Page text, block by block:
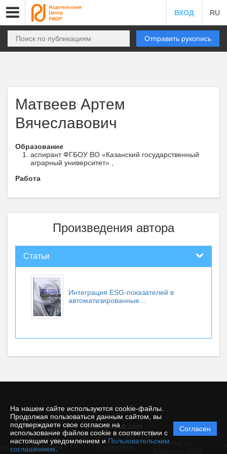
На нашем сайте используются cookie-файлы.
Продолжая пользоваться данным сайтом, вы
подтверждаете свое согласие на
использование файлов cookie в соответствии с
настоящим уведомлением и Пользовательским
соглашением
Согласен
ВХОД RU
Отправить рукопись
Матвеев Артем
Вячеславович
Образование
аспирант ФГБОУ ВО «Казанский государственный
аграрный университет» ,
Работа
Произведения автора
Статьи
Интеграция ESG-показателей в
автоматизированные...
© rjm.riorpub.com
Политика
защиты и
обработки
Powered by